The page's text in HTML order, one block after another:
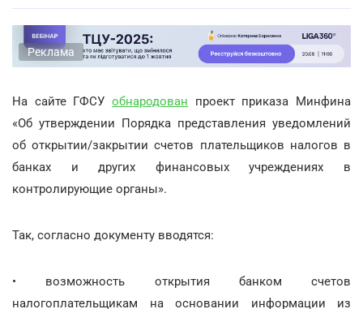
Реклама
На сайте ГФСУ обнародован проект приказа Минфина
«Об утверждении Порядка представления уведомлений
об открытии/закрытии счетов плательщиков налогов в
банках и других финансовых учреждениях в
контролирующие органы».
Так, согласно документу вводятся:
• возможность открытия банком счетов
налогоплательщикам на основании информации из